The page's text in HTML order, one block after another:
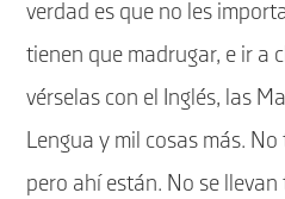
verdad es que no les
tienen que madrugar, e ir a
vérselas con el Inglés, las
Lengua y mil cosas más.
pero ahí están. No se